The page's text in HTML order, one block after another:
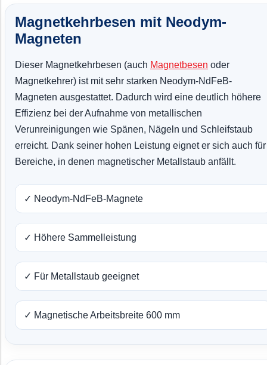
Magnetkehrbesen mit Neodym-
Magneten
Dieser Magnetkehrbesen (auch Magnetbesen oder
Magnetkehrer) ist mit sehr starken Neodym-NdFeB-
Magneten ausgestattet. Dadurch wird eine deutlich höhere
Effizienz bei der Aufnahme von metallischen
Verunreinigungen wie Spänen, Nägeln und Schleifstaub
erreicht. Dank seiner hohen Leistung eignet er sich auch für
Bereiche, in denen magnetischer Metallstaub anfällt.
✓ Neodym-NdFeB-Magnete
✓ Höhere Sammelleistung
✓ Für Metallstaub geeignet
✓ Magnetische Arbeitsbreite 600 mm